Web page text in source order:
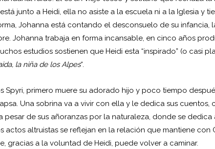
junto a Heidi, ella no asiste a la escuela ni a la Iglesia y
Johanna está contando el desconsuelo de su infancia,
Johanna trabaja en forma incansable, en cinco años
estudios sostienen que Heidi esta “inspirado” (o casi
la niña de los Alpes“.
Spyri, primero muere su adorado hijo y poco tiempo
Una sobrina va a vivir con ella y le dedica sus cuentos,
pesar de sus añoranzas por la naturaleza, donde se dedica
actos altruistas se reflejan en la relación que mantiene con
gracias a la voluntad de Heidi, puede volver a caminar.